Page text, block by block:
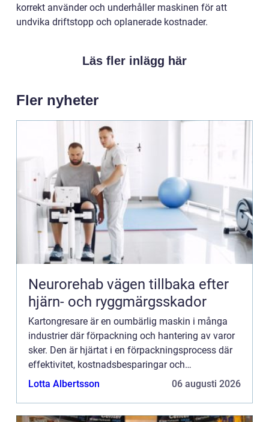
korrekt använder och underhåller maskinen för att
undvika driftstopp och oplanerade kostnader.
Läs fler inlägg här
Fler nyheter
Neurorehab vägen tillbaka efter
hjärn- och ryggmärgsskador
Kartongresare är en oumbärlig maskin i många
industrier där förpackning och hantering av varor
sker. Den är hjärtat i en förpackningsprocess där
effektivitet, kostnadsbesparingar och
tillförlitlighet...
Lotta Albertsson 06 augusti 2026